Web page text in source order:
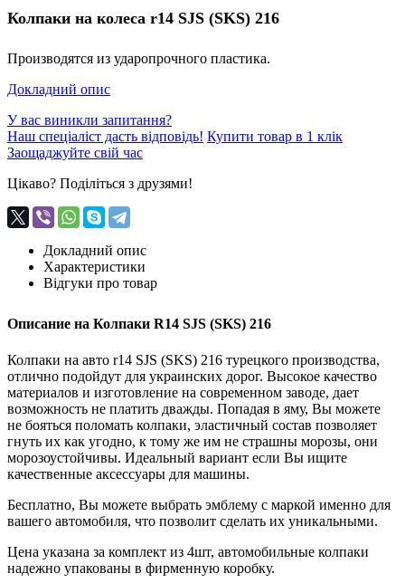
Колпаки на колеса r14 SJS (SKS) 216
Производятся из ударопрочного пластика.
Докладний опис
У вас виникли запитання?
Наш спеціаліст дасть відповідь! Купити товар в 1 клік
Заощаджуйте свій час
Цікаво? Поділіться з друзями!
Докладний опис
Характеристики
Відгуки про товар
Описание на Колпаки R14 SJS (SKS) 216
Колпаки на авто r14 SJS (SKS) 216 турецкого производства,
отлично подойдут для украинских дорог. Высокое качество
материалов и изготовление на современном заводе, дает
возможность не платить дважды. Попадая в яму, Вы можете
не бояться поломать колпаки, эластичный состав позволяет
гнуть их как угодно, к тому же им не страшны морозы, они
морозоустойчивы. Идеальный вариант если Вы ищите
качественные аксесcуары для машины.
Бесплатно, Вы можете выбрать эмблему с маркой именно для
вашего автомобиля, что позволит сделать их уникальными.
Цена указана за комплект из 4шт, автомобильные колпаки
надежно упакованы в фирменную коробку.